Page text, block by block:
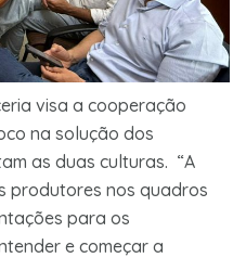
visa a cooperação
na solução dos
as duas culturas. “A
produtores nos quadros
para os
e começar a